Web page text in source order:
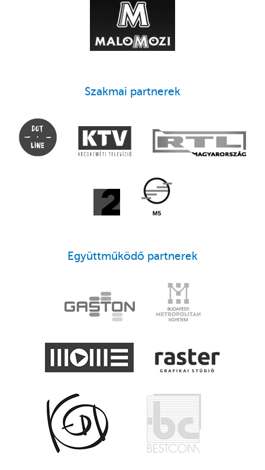
Szakmai partnerek
Együttműködő partnerek